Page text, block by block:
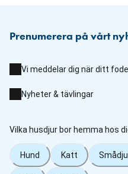
Prenumerera på vårt
Vi meddelar dig när ditt
Nyheter & tävlingar
Vilka husdjur bor hemma hos
Hund Katt